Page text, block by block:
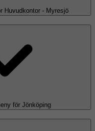
Huvudkontor - Myresjö
för Jönköping